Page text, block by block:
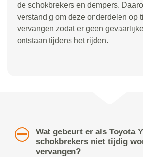
de schokbrekers en dempers.
verstandig om deze onderdelen op
vervangen zodat er geen
ontstaan tijdens het rijden.
Wat gebeurt er als Toyota
schokbrekers niet tijdig
vervangen?